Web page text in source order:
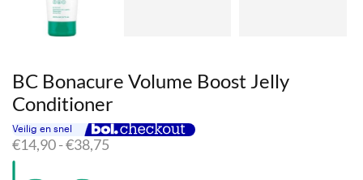
BC Bonacure Volume Boost Jelly
Conditioner
€14,90-€38,75